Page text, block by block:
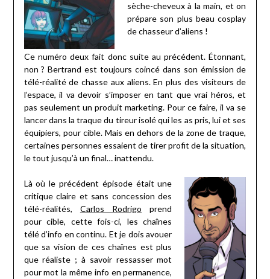
sèche-cheveux à la main, et on
prépare son plus beau cosplay
de chasseur d’aliens !
Ce numéro deux fait donc suite au précédent. Étonnant,
non ? Bertrand est toujours coincé dans son émission de
télé-réalité de chasse aux aliens. En plus des visiteurs de
l’espace, il va devoir s’imposer en tant que vrai héros, et
pas seulement un produit marketing. Pour ce faire, il va se
lancer dans la traque du tireur isolé qui les as pris, lui et ses
équipiers, pour cible. Mais en dehors de la zone de traque,
certaines personnes essaient de tirer profit de la situation,
le tout jusqu’à un final… inattendu.
Là où le précédent épisode était une
critique claire et sans concession des
télé-réalités, Carlos Rodrigo prend
pour cible, cette fois-ci, les chaînes
télé d’info en continu. Et je dois avouer
que sa vision de ces chaînes est plus
que réaliste ; à savoir ressasser mot
pour mot la même info en permanence,